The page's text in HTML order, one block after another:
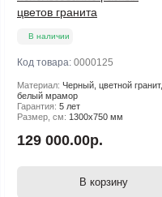
цветов гранита
В наличии
Код товара: 0000125
Материал: Черный, цветной гранит,
белый мрамор
Гарантия: 5 лет
Размер, см: 1300х750 мм
129 000.00р.
В корзину